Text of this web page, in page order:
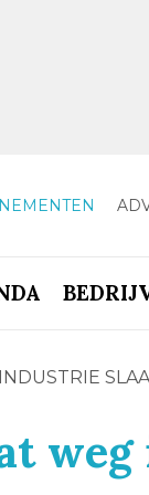
INDUSTRIE
weg